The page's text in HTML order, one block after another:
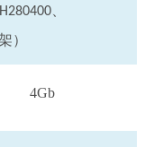
、
）
4Gb